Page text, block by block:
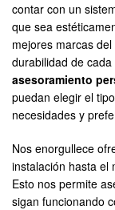
contar con un
que sea
mejores marcas
durabilidad de
asesoramiento
puedan elegir el
necesidades y
Nos enorgullece
instalación hasta el
Esto nos permite
sigan funcionando